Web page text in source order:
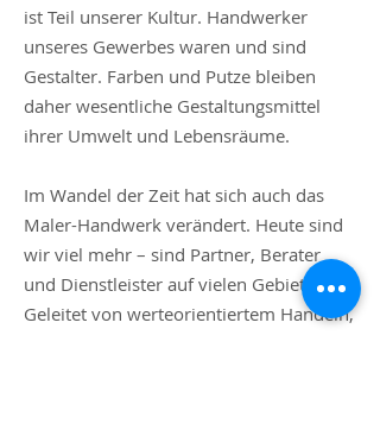
ist Teil unserer Kultur. Handwerker
unseres Gewerbes waren und sind
Gestalter. Farben und Putze bleiben
daher wesentliche Gestaltungsmittel
ihrer Umwelt und Lebensräume.
Im Wandel der Zeit hat sich auch das
Maler-Handwerk verändert. Heute sind
wir viel mehr – sind Partner, Berater
und Dienstleister auf vielen Gebieten.
Geleitet von werteorientiertem Handeln,